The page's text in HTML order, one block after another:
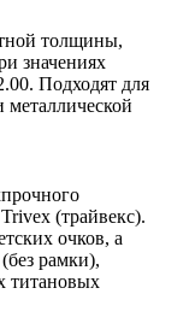
толщины,
значениях
Подходят для
металлической
(трайвекс).
очков, а
рамки),
титановых